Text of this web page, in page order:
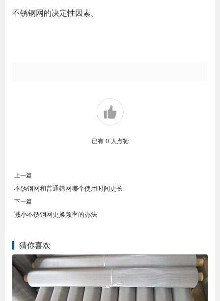
不锈钢网的决定性因素。
已有 0 人点赞
上一篇
不锈钢网和普通筛网哪个使用时间更长
下一篇
减小不锈钢网更换频率的办法
猜你喜欢